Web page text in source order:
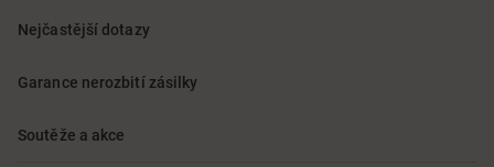
Nejčastější dotazy
Garance nerozbití zásilky
Soutěže a akce